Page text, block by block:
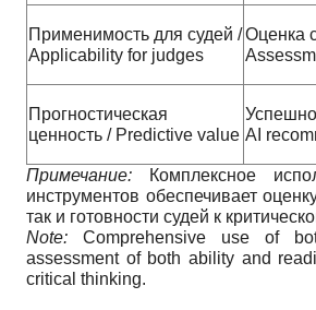
Применимость для судей /
Applicability for judges
Оценка
Прогностическая
ценность / Predictive value AI
Примечание: Комплексное
инструментов обеспечивает
так и готовности судей к
Note: Comprehensive use of
assessment of both ability and
critical thinking.